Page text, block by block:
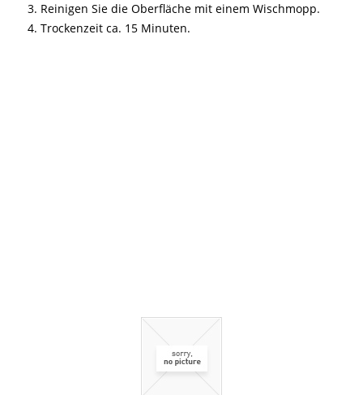
Reinigen Sie die Oberfläche mit einem Wischmopp.
Trockenzeit ca. 15 Minuten.